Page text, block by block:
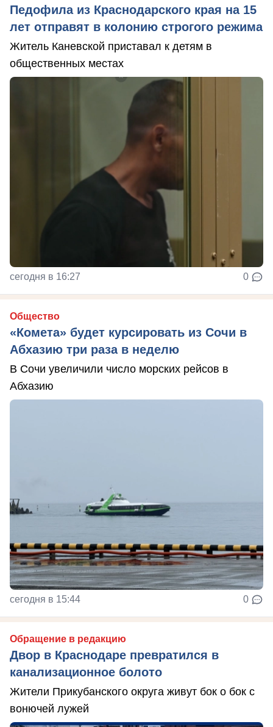
Педофила из Краснодарского края на 15
лет отправят в колонию строгого режима
Житель Каневской приставал к детям в
общественных местах
сегодня в 16:27 0
Общество
«Комета» будет курсировать из Сочи в
Абхазию три раза в неделю
В Сочи увеличили число морских рейсов в
Абхазию
сегодня в 15:44 0
Обращение в редакцию
Двор в Краснодаре превратился в
канализационное болото
Жители Прикубанского округа живут бок о бок с
вонючей лужей